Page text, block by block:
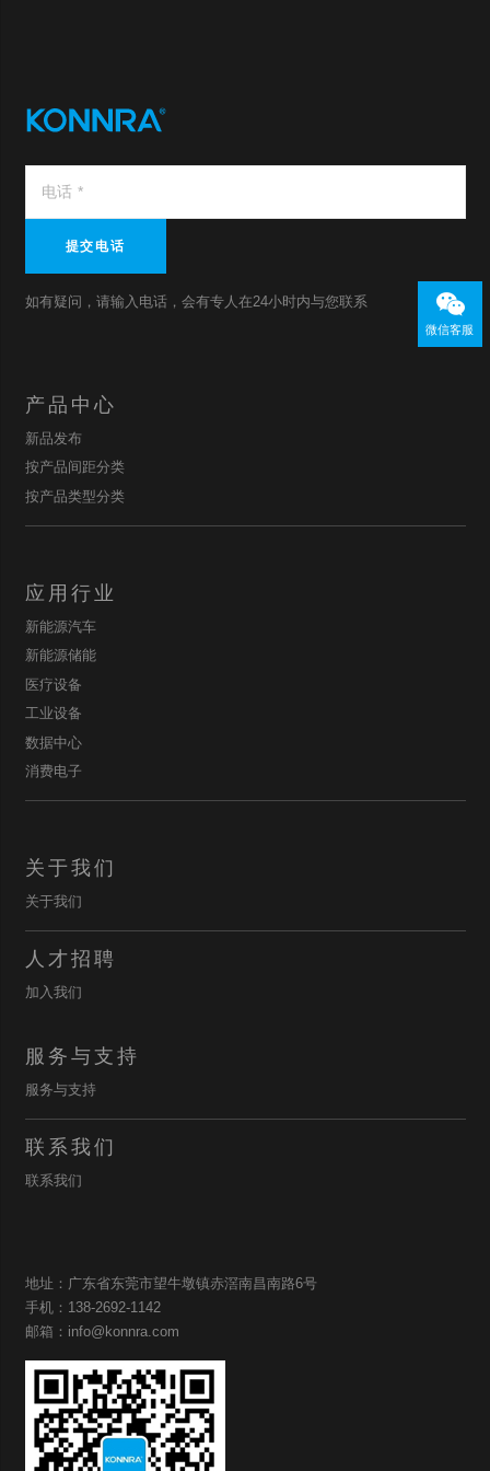
提交电话
如有疑问，请输入电话，会有专人在24小时内与您联系
产品中心
新品发布
按产品间距分类
按产品类型分类
应用行业
新能源汽车
新能源储能
医疗设备
工业设备
数据中心
消费电子
关于我们
关于我们
人才招聘
加入我们
微信客服
服务与支持
服务与支持
联系我们
联系我们
地址：广东省东莞市望牛墩镇赤滘南昌南路6号
手机：138-2692-1142
邮箱：info@konnra.com